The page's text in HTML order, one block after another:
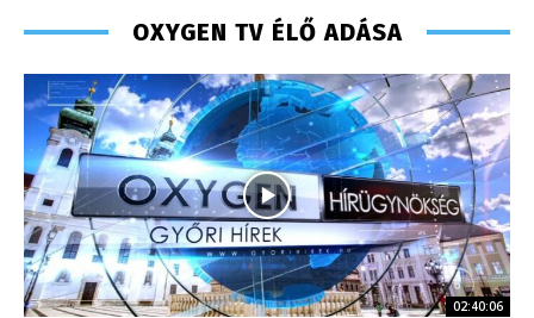
OXYGEN TV ÉLŐ ADÁSA
02:40:06